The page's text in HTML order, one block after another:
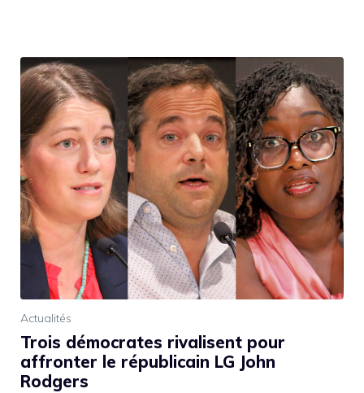
Actualités
Trois démocrates rivalisent pour
affronter le républicain LG John
Rodgers